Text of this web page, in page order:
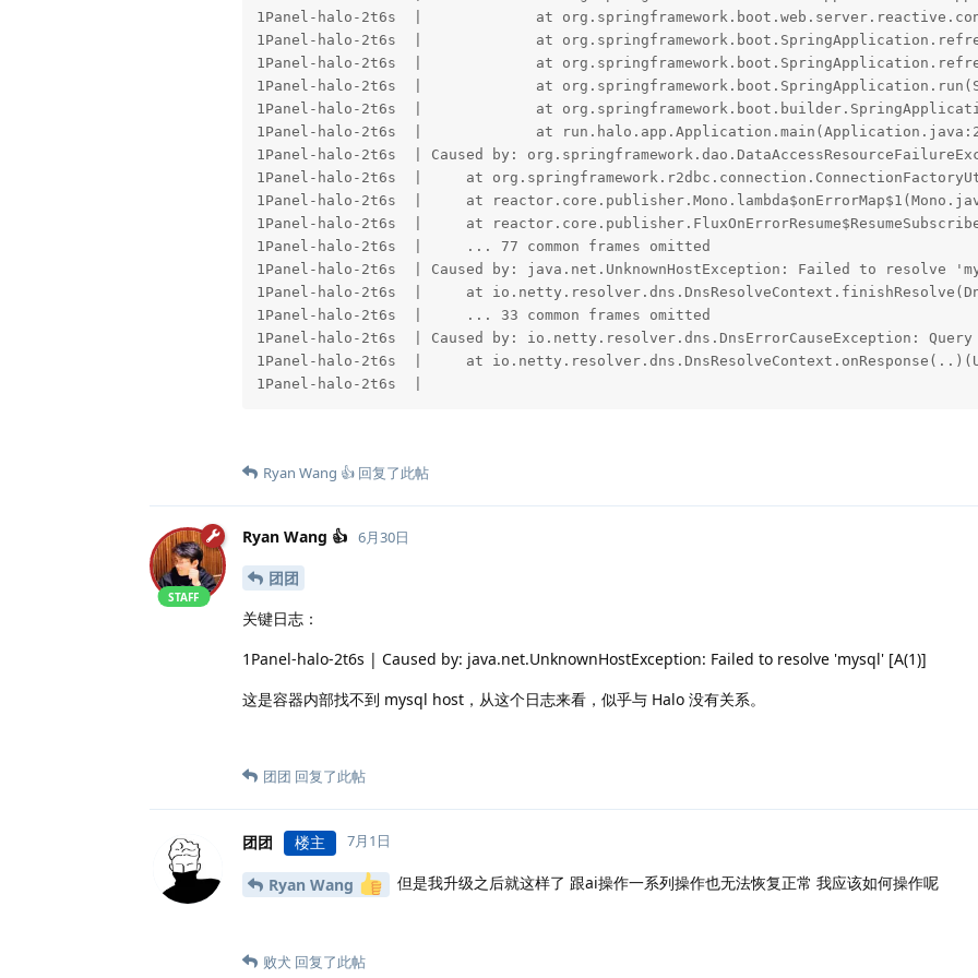
Ryan Wang 👍 回复了此帖
Ryan Wang 👍
STAFF
6月30日
团团
关键日志：
1Panel-halo-2t6s | Caused by: java.net.UnknownHostException: Failed to resolve 'mysql' [A(1)]
这是容器内部找不到 mysql host，从这个日志来看，似乎与 Halo 没有关系。
团团 回复了此帖
团团 楼主 7月1日
Ryan Wang 但是我升级之后就这样了 跟ai操作一系列操作也无法恢复正常 我应该如何操作呢
败犬 回复了此帖